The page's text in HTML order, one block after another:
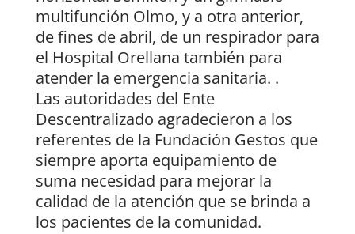
multifunción Olmo, y a otra anterior,
de fines de abril, de un respirador para
el Hospital Orellana también para
atender la emergencia sanitaria. .
Las autoridades del Ente
Descentralizado agradecieron a los
referentes de la Fundación Gestos que
siempre aporta equipamiento de
suma necesidad para mejorar la
calidad de la atención que se brinda a
los pacientes de la comunidad.